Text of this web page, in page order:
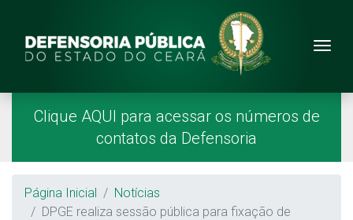
Site da Defensoria
Menu Principal
Página Inicial
Clique AQUI para acessar os números de
contatos da Defensoria
Breadcrumb
Página Inicial
Notícias
DPGE realiza sessão pública para fixação de